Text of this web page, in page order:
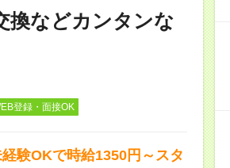
換などカンタンな
登録・面接OK
験OKで時給1350円～スタ